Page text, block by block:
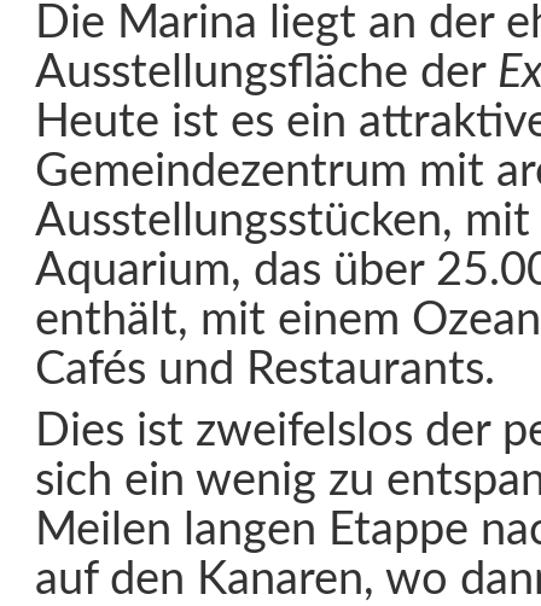
Die Marina liegt an der
Ausstellungsfläche der
Heute ist es ein
Gemeindezentrum mit
Ausstellungsstücken,
Aquarium, das über
enthält, mit einem
Cafés und Restaurants.
Dies ist zweifelslos der
sich ein wenig zu
Meilen langen Etappe
auf den Kanaren, wo